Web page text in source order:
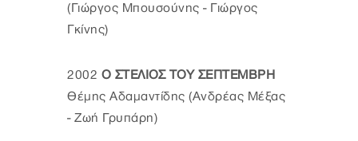
(Γιώργος Μπουσούνης - Γιώργος
Γκίνης)
2002 Ο ΣΤΕΛΙΟΣ ΤΟΥ ΣΕΠΤΕΜΒΡΗ
Θέμης Αδαμαντίδης (Ανδρέας Μέξας
- Ζωή Γρυπάρη)